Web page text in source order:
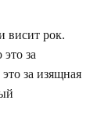
висит рок.
за
за изящная